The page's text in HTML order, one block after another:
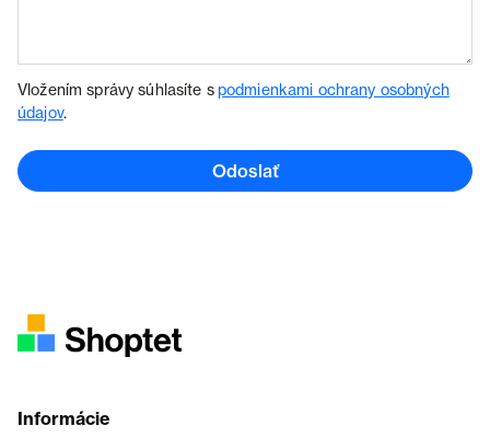
Vložením správy súhlasíte spodmienkami ochrany osobných
údajov.
Odoslať
Informácie